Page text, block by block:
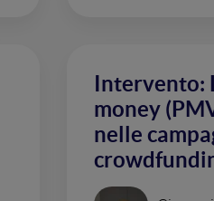
Intervento:
money
nelle